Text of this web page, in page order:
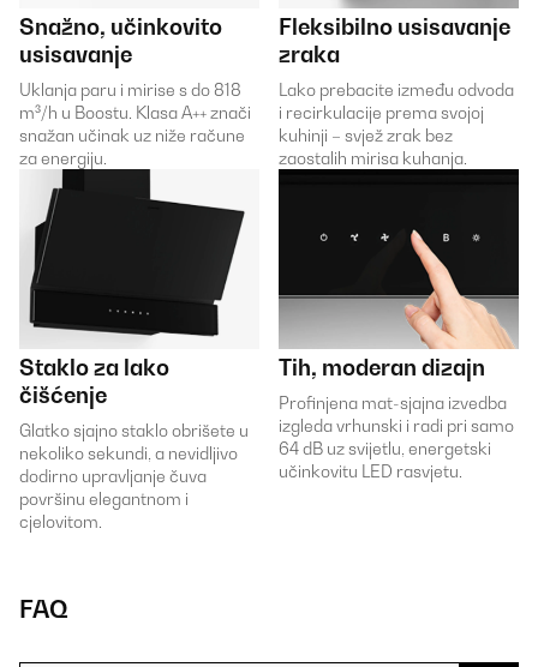
Snažno, učinkovito
usisavanje
Uklanja paru i mirise s do 818
m³/h u Boostu. Klasa A++ znači
snažan učinak uz niže račune
za energiju.
Fleksibilno usisavanje
zraka
Lako prebacite između odvoda
i recirkulacije prema svojoj
kuhinji – svjež zrak bez
zaostalih mirisa kuhanja.
Staklo za lako
čišćenje
Glatko sjajno staklo obrišete u
nekoliko sekundi, a nevidljivo
dodirno upravljanje čuva
površinu elegantnom i
cjelovitom.
Tih, moderan dizajn
Profinjena mat-sjajna izvedba
izgleda vrhunski i radi pri samo
64 dB uz svijetlu, energetski
učinkovitu LED rasvjetu.
FAQ